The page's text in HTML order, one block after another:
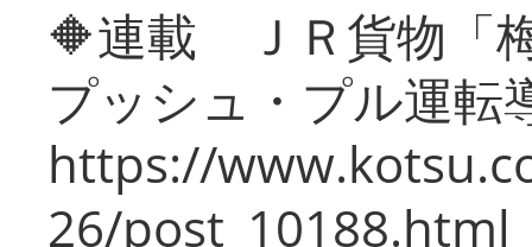
🔶連載 ＪＲ貨物「
プッシュ・プル運転
https://
26/post_10188.html